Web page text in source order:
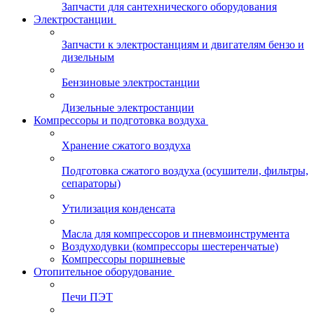
Запчасти для сантехнического оборудования
Электростанции
Запчасти к электростанциям и двигателям бензо и
дизельным
Бензиновые электростанции
Дизельные электростанции
Компрессоры и подготовка воздуха
Хранение сжатого воздуха
Подготовка сжатого воздуха (осушители, фильтры,
сепараторы)
Утилизация конденсата
Масла для компрессоров и пневмоинструмента
Воздуходувки (компрессоры шестеренчатые)
Компрессоры поршневые
Отопительное оборудование
Печи ПЭТ